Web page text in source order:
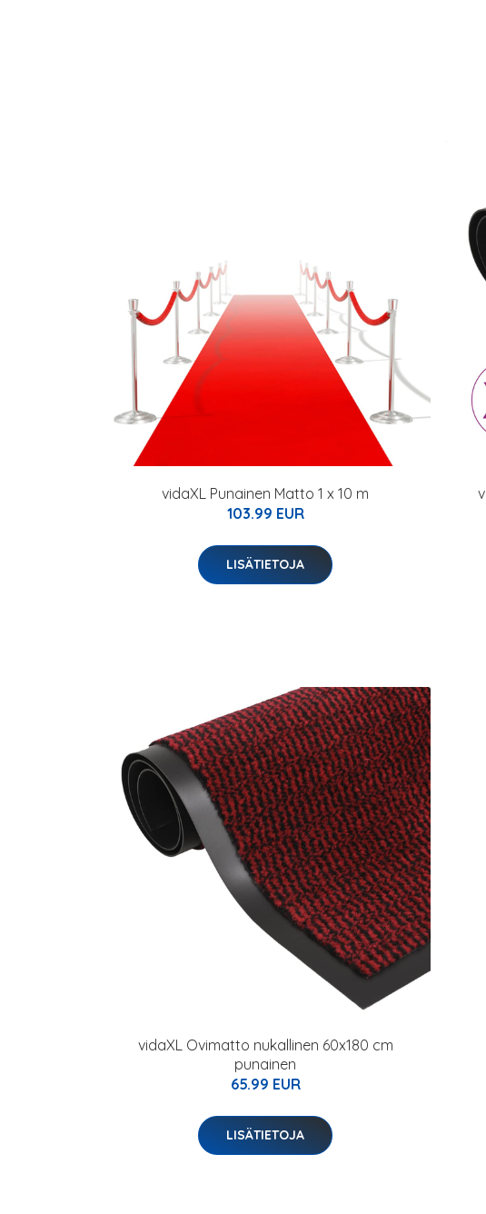
vidaXL Punainen Matto 1 x 10 m
103.99 EUR
LISÄTIETOJA
vidaXL Ovimatto nukallinen 60x180 cm
punainen
65.99 EUR
LISÄTIETOJA